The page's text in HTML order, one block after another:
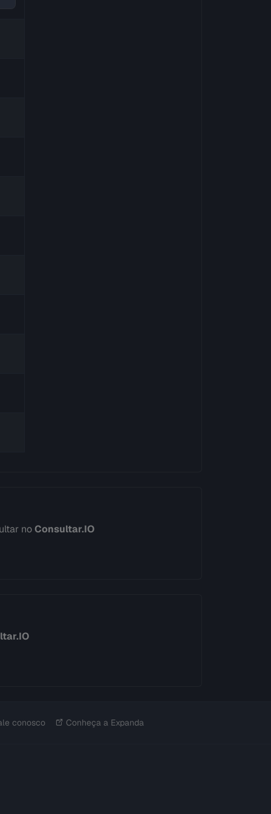
noConsultar.IO
conosco Conheça a Expanda